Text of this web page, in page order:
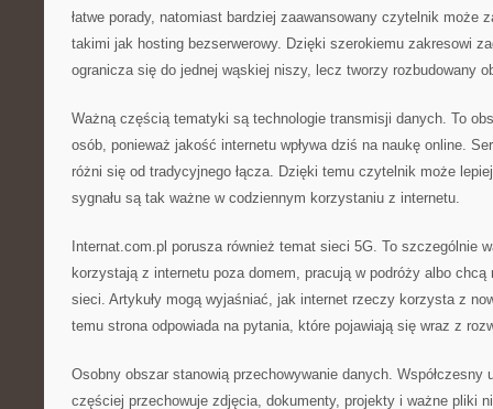
łatwe porady, natomiast bardziej zaawansowany czytelnik może
takimi jak hosting bezserwerowy. Dzięki szerokiemu zakresowi
ogranicza się do jednej wąskiej niszy, lecz tworzy rozbudowany
Ważną częścią tematyki są technologie transmisji danych. To
osób, ponieważ jakość internetu wpływa dziś na naukę online.
różni się od tradycyjnego łącza. Dzięki temu czytelnik może
sygnału są tak ważne w codziennym korzystaniu z internetu.
Internat.com.pl porusza również temat sieci 5G. To szczególnie
korzystają z internetu poza domem, pracują w podróży albo
sieci. Artykuły mogą wyjaśniać, jak internet rzeczy korzysta z
temu strona odpowiada na pytania, które pojawiają się wraz z
Osobny obszar stanowią przechowywanie danych. Współczesny
częściej przechowuje zdjęcia, dokumenty, projekty i ważne pliki